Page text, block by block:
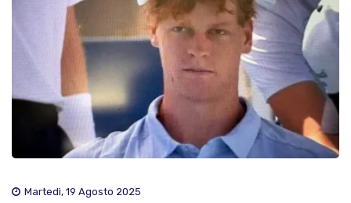
Martedì, 19 Agosto 2025